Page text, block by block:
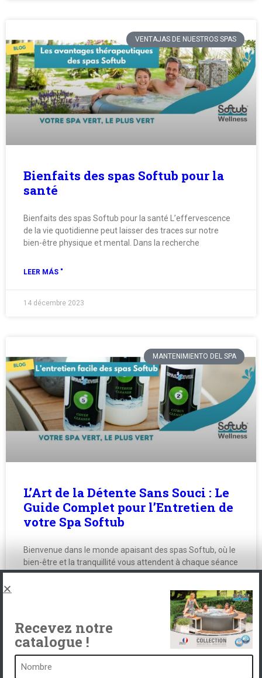
VENTAJAS DE NUESTROS SPAS
Bienfaits des spas Softub pour la
santé
Bienfaits des spas Softub pour la santé L’effervescence
de la vie quotidienne peut laisser des traces sur notre
bien-être physique et mental. Dans la recherche
LEER MÁS "
14 décembre 2023
MANTENIMIENTO DEL SPA
L’Art de la Détente Sans Souci : Le
Guide Complet pour l’Entretien de
votre Spa Softub
Bienvenue dans le monde apaisant des spas Softub, où le
bien-être et la tranquillité vous attendent à chaque séance
de détente. Posséder un spa Softub,
1 décembre 2023
Recevez notre
catalogue !